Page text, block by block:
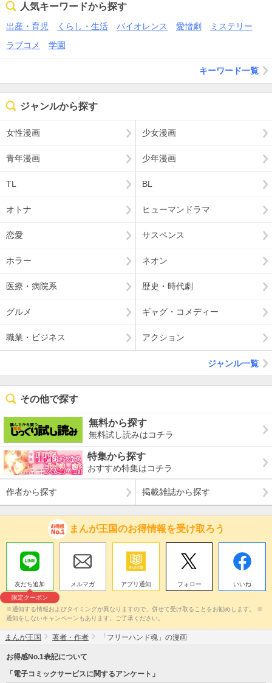
人気キーワードから探す
出産・育児 くらし・生活 バイオレンス 愛憎劇
ミステリー
ラブコメ
学園
キーワード一覧
ジャンルから探す
女性漫画 少女漫画
青年漫画 少年漫画
TL BL
オトナ ヒューマンドラマ
恋愛 サスペンス
ホラー ネオン
医療・病院系 歴史・時代劇
グルメ ギャグ・コメディー
職業・ビジネス アクション
ジャンル一覧
その他で探す
無料から探す
無料試し読みはコチラ
特集から探す
おすすめ特集はコチラ
作者から探す 掲載雑誌から探す
まんが王国のお得情報を受け取ろう
友だち追加
限定クーポン
メルマガ アプリ通知 フォロー いいね
※通知する情報およびタイミングが異なりますので、併せて受け取ることをお勧めします。 ※
通知をしないキャンペーンもあります。ご了承ください。
まんが王国 著者・作者 「フリーハンド魂」の漫画
お得感No.1表記について
「電子コミックサービスに関するアンケート」